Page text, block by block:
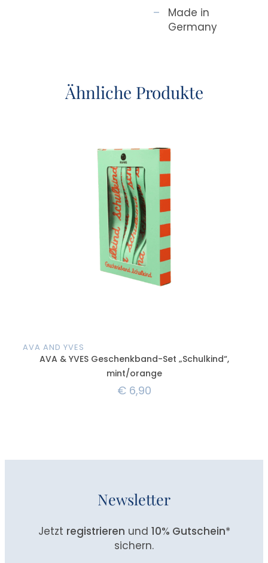
Made in
Germany
Ähnliche Produkte
AVA AND YVES
AVA & YVES Geschenkband-Set „Schulkind“,
mint/orange
€6,90
Newsletter
Jetzt registrieren und 10% Gutschein*
sichern.